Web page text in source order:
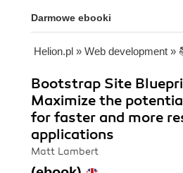
Darmowe ebooki
Helion.pl » Web development »
Bootstrap Site
Maximize the
for faster and more
applications
Matt Lambert